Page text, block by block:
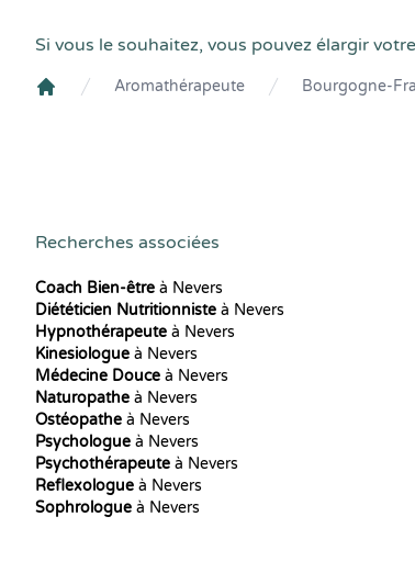
Si vous le souhaitez, vous pouvez élargir
Aromathérapeute Bourgogne-
Recherches associées
Coach Bien-être à Nevers
Diététicien Nutritionniste à Nevers
Hypnothérapeute à Nevers
Kinesiologue à Nevers
Médecine Douce à Nevers
Naturopathe à Nevers
Ostéopathe à Nevers
Psychologue à Nevers
Psychothérapeute à Nevers
Reflexologue à Nevers
Sophrologue à Nevers